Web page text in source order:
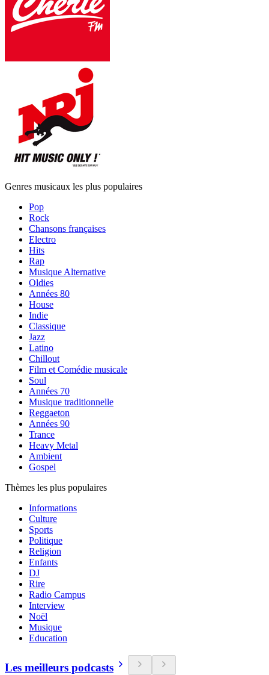
Genres musicaux les plus populaires
Pop
Rock
Chansons françaises
Electro
Hits
Rap
Musique Alternative
Oldies
Années 80
House
Indie
Classique
Jazz
Latino
Chillout
Film et Comédie musicale
Soul
Années 70
Musique traditionnelle
Reggaeton
Années 90
Trance
Heavy Metal
Ambient
Gospel
Thèmes les plus populaires
Informations
Culture
Sports
Politique
Religion
Enfants
DJ
Rire
Radio Campus
Interview
Noël
Musique
Education
Les meilleurs podcasts